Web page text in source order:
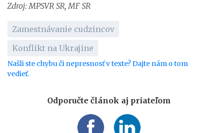
Zdroj: MPSVR SR, MF SR
Zamestnávanie cudzincov
Konflikt na Ukrajine
Našli ste chybu či nepresnosť v texte? Dajte nám o tom
vedieť.
Odporučte článok aj priateľom